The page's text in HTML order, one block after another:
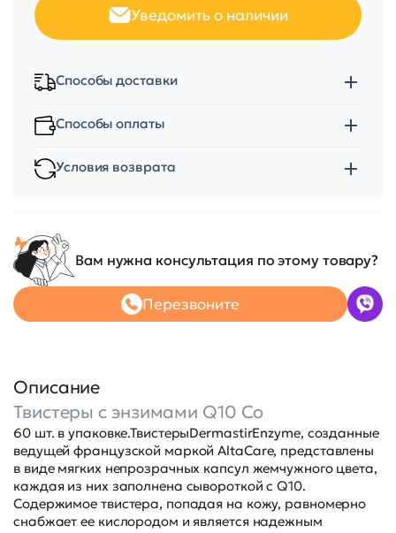
Уведомить о наличии
Способы доставки
Способы оплаты
Условия возврата
Вам нужна консультация по этому товару?
Перезвоните
Описание
Твистеры с энзимами Q10 Co
60 шт. в упаковке.ТвистерыDermastirEnzyme, созданные
ведущей французской маркой AltaCare, представлены
в виде мягких непрозрачных капсул жемчужного цвета,
каждая из них заполнена сывороткой с Q10.
Содержимое твистера, попадая на кожу, равномерно
снабжает ее кислородом и является надежным